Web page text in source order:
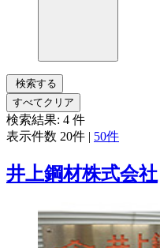
検索する
すべてクリア
検索結果: 4 件
表示件数 20件 | 50件
井上鋼材株式会社